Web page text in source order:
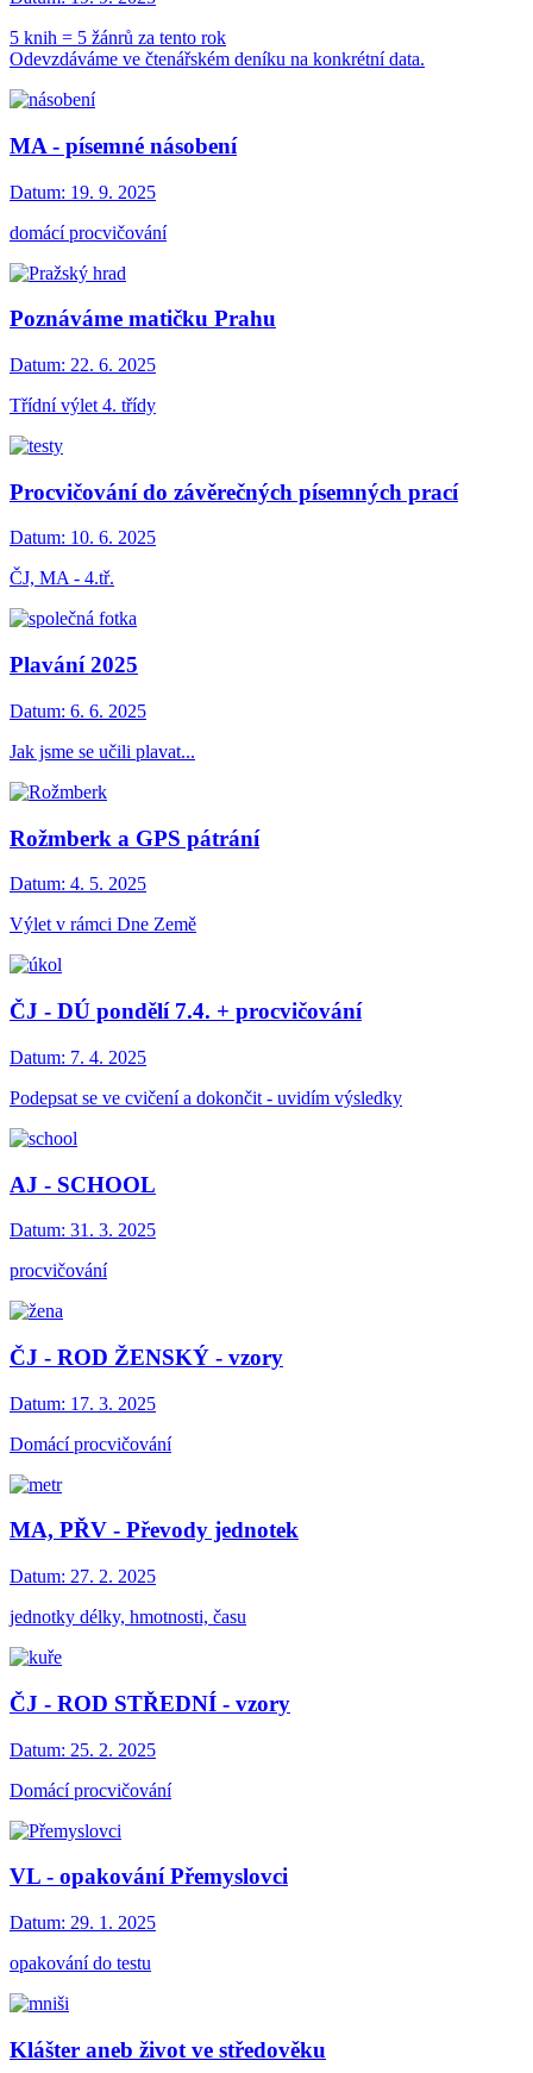
5 knih = 5 žánrů za tento rok
Odevzdáváme ve čtenářském deníku na konkrétní data.
MA - písemné násobení
Datum: 19. 9. 2025
domácí procvičování
Poznáváme matičku Prahu
Datum: 22. 6. 2025
Třídní výlet 4. třídy
Procvičování do závěrečných písemných prací
Datum: 10. 6. 2025
ČJ, MA - 4.tř.
Plavání 2025
Datum: 6. 6. 2025
Jak jsme se učili plavat...
Rožmberk a GPS pátrání
Datum: 4. 5. 2025
Výlet v rámci Dne Země
ČJ - DÚ pondělí 7.4. + procvičování
Datum: 7. 4. 2025
Podepsat se ve cvičení a dokončit - uvidím výsledky
AJ - SCHOOL
Datum: 31. 3. 2025
procvičování
ČJ - ROD ŽENSKÝ - vzory
Datum: 17. 3. 2025
Domácí procvičování
MA, PŘV - Převody jednotek
Datum: 27. 2. 2025
jednotky délky, hmotnosti, času
ČJ - ROD STŘEDNÍ - vzory
Datum: 25. 2. 2025
Domácí procvičování
VL - opakování Přemyslovci
Datum: 29. 1. 2025
opakování do testu
Klášter aneb život ve středověku